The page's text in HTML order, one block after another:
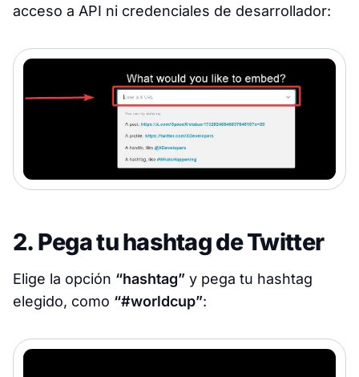
acceso a API ni credenciales de desarrollador:
2. Pega tu hashtag de Twitter
Elige la opción “hashtag” y pega tu hashtag
elegido, como “#worldcup”: